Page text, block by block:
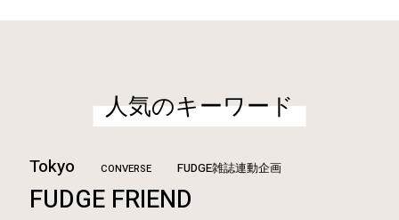
人気のキーワード
Tokyo CONVERSE FUDGE雑誌連動企画
FUDGE FRIEND